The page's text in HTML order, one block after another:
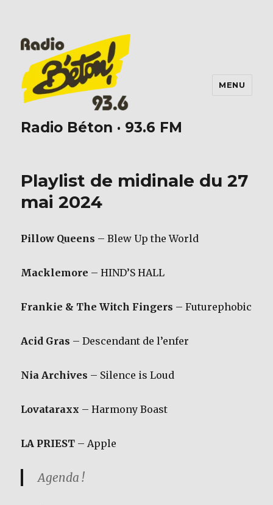
Radio Béton · 93.6 FM
MENU
Playlist de midinale du 27
mai 2024
Pillow Queens – Blew Up the World
Macklemore – HIND’S HALL
Frankie & The Witch Fingers – Futurephobic
Acid Gras – Descendant de l’enfer
Nia Archives – Silence is Loud
Lovataraxx – Harmony Boast
LA PRIEST – Apple
Agenda !